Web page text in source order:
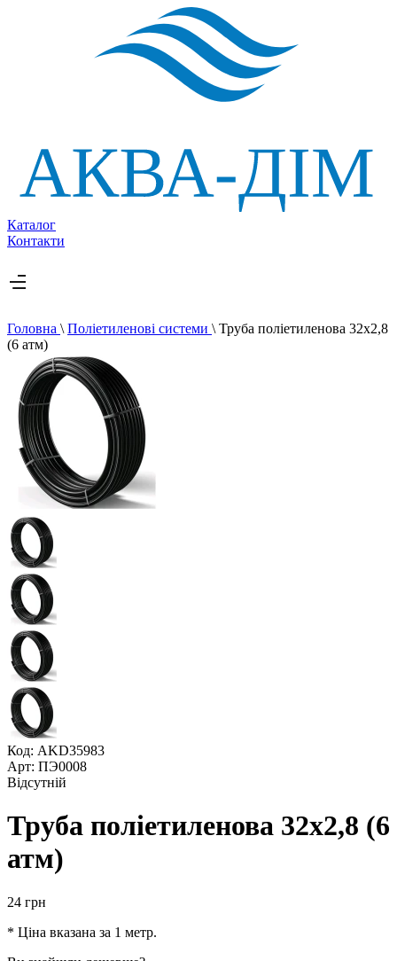
Каталог
Контакти
Головна \ Поліетиленові системи \ Труба поліетиленова 32х2,8
(6 атм)
Код: AKD35983
Арт: ПЭ0008
Відсутній
Труба поліетиленова 32х2,8 (6
атм)
24 грн
* Ціна вказана за 1 метр.